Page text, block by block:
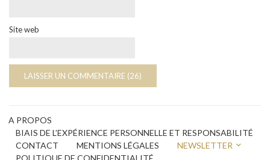
Site web
A PROPOS
BIAIS DE L’EXPÉRIENCE PERSONNELLE ET RESPONSABILITÉ
CONTACT
MENTIONS LÉGALES
NEWSLETTER
POLITIQUE DE CONFIDENTIALITÉ